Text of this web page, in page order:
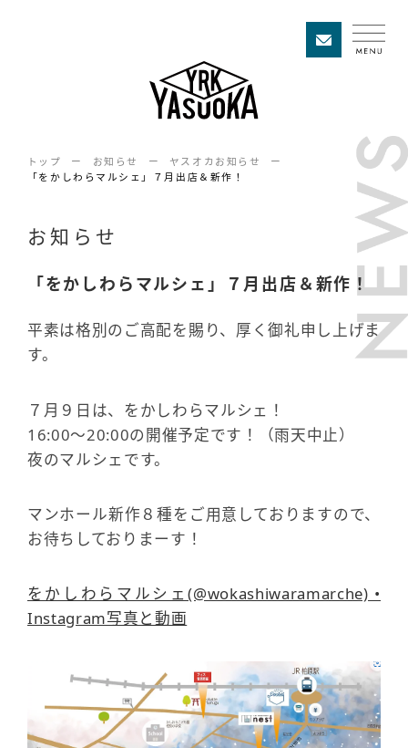
トップ お知らせ
ヤスオカお知らせ
「をかしわらマルシェ」７月出店＆新作！
お知らせ
「をかしわらマルシェ」７月出店＆新作！
平素は格別のご高配を賜り、厚く御礼申し上げま
す。
７月９日は、をかしわらマルシェ！
16:00～20:00の開催予定です！（雨天中止）
夜のマルシェです。
マンホール新作８種をご用意しておりますので、
お待ちしておりまーす！
をかしわらマルシェ(@wokashiwaramarche) •
Instagram写真と動画